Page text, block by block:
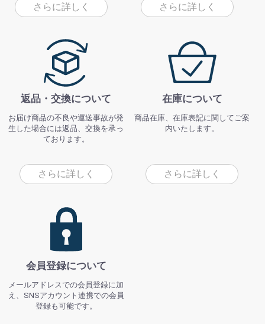
さらに詳しく さらに詳しく
返品・交換について
お届け商品の不良や運送事故が発
生した場合には返品、交換を承っ
ております。
さらに詳しく
在庫について
商品在庫、在庫表記に関してご案
内いたします。
さらに詳しく
会員登録について
メールアドレスでの会員登録に加
え、SNSアカウント連携での会員
登録も可能です。